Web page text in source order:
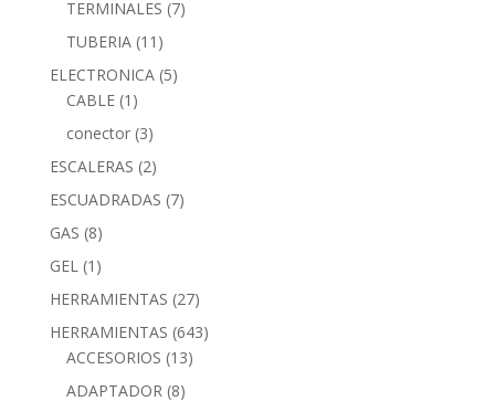
TERMINALES (7)
TUBERIA (11)
ELECTRONICA (5)
CABLE (1)
conector (3)
ESCALERAS (2)
ESCUADRADAS (7)
GAS (8)
GEL (1)
HERRAMIENTAS (27)
HERRAMIENTAS (643)
ACCESORIOS (13)
ADAPTADOR (8)